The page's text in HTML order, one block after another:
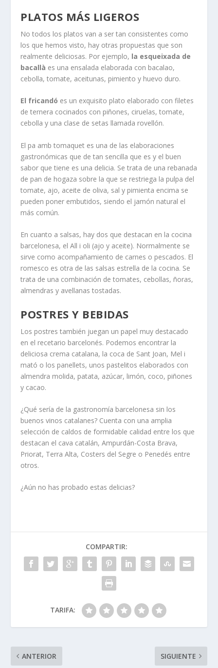
PLATOS MÁS LIGEROS
No todos los platos van a ser tan consistentes como
los que hemos visto, hay otras propuestas que son
realmente deliciosas. Por ejemplo, la esqueixada de
bacallà es una ensalada elaborada con bacalao,
cebolla, tomate, aceitunas, pimiento y huevo duro.
El fricandó es un exquisito plato elaborado con filetes
de ternera cocinados con piñones, ciruelas, tomate,
cebolla y una clase de setas llamada rovellón.
El pa amb tomaquet es una de las elaboraciones
gastronómicas que de tan sencilla que es y el buen
sabor que tiene es una delicia. Se trata de una rebanada
de pan de hogaza sobre la que se restriega la pulpa del
tomate, ajo, aceite de oliva, sal y pimienta encima se
pueden poner embutidos, siendo el jamón natural el
más común.
En cuanto a salsas, hay dos que destacan en la cocina
barcelonesa, el All i oli (ajo y aceite). Normalmente se
sirve como acompañamiento de carnes o pescados. El
romesco es otra de las salsas estrella de la cocina. Se
trata de una combinación de tomates, cebollas, ñoras,
almendras y avellanas tostadas.
POSTRES Y BEBIDAS
Los postres también juegan un papel muy destacado
en el recetario barcelonés. Podemos encontrar la
deliciosa crema catalana, la coca de Sant Joan, Mel i
mató o los panellets, unos pastelitos elaborados con
almendra molida, patata, azúcar, limón, coco, piñones
y cacao.
¿Qué sería de la gastronomía barcelonesa sin los
buenos vinos catalanes? Cuenta con una amplia
selección de caldos de formidable calidad entre los que
destacan el cava catalán, Ampurdán-Costa Brava,
Priorat, Terra Alta, Costers del Segre o Penedés entre
otros.
¿Aún no has probado estas delicias?
COMPARTIR:
TARIFA:
ANTERIOR SIGUIENTE